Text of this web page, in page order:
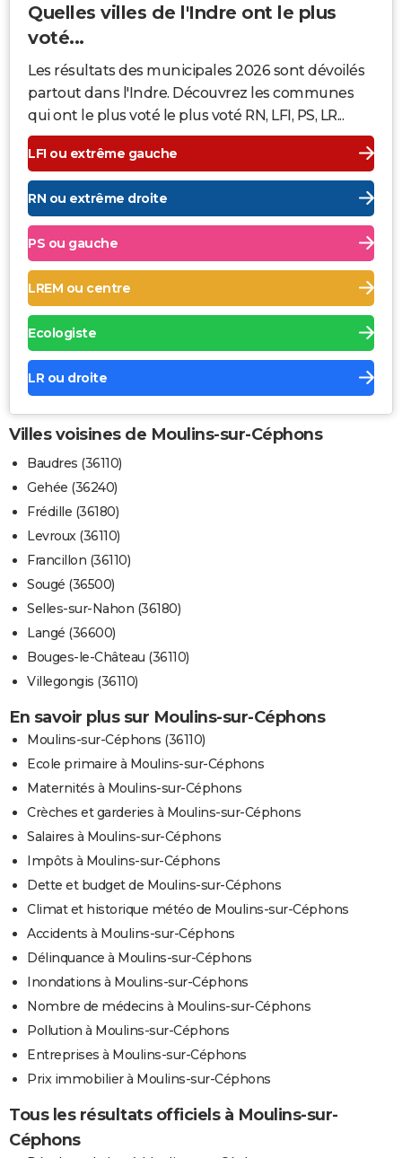
Quelles villes de l'Indre ont le plus
voté...
Les résultats des municipales 2026 sont dévoilés
partout dans l'Indre. Découvrez les communes
qui ont le plus voté le plus voté RN, LFI, PS, LR...
LFI ou extrême gauche
RN ou extrême droite
PS ou gauche
LREM ou centre
Ecologiste
LR ou droite
Villes voisines de Moulins-sur-Céphons
Baudres (36110)
Gehée (36240)
Frédille (36180)
Levroux (36110)
Francillon (36110)
Sougé (36500)
Selles-sur-Nahon (36180)
Langé (36600)
Bouges-le-Château (36110)
Villegongis (36110)
En savoir plus sur Moulins-sur-Céphons
Moulins-sur-Céphons (36110)
Ecole primaire à Moulins-sur-Céphons
Maternités à Moulins-sur-Céphons
Crèches et garderies à Moulins-sur-Céphons
Salaires à Moulins-sur-Céphons
Impôts à Moulins-sur-Céphons
Dette et budget de Moulins-sur-Céphons
Climat et historique météo de Moulins-sur-Céphons
Accidents à Moulins-sur-Céphons
Délinquance à Moulins-sur-Céphons
Inondations à Moulins-sur-Céphons
Nombre de médecins à Moulins-sur-Céphons
Pollution à Moulins-sur-Céphons
Entreprises à Moulins-sur-Céphons
Prix immobilier à Moulins-sur-Céphons
Tous les résultats officiels à Moulins-sur-
Céphons